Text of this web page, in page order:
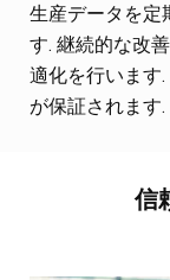
生産データを定
す. 継続的な改
適化を行います
が保証されます.
信